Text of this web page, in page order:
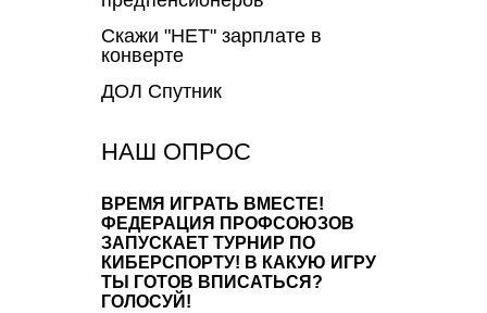
Скажи "НЕТ" зарплате в
конверте
ДОЛ Спутник
НАШ ОПРОС
ВРЕМЯ ИГРАТЬ ВМЕСТЕ!
ФЕДЕРАЦИЯ ПРОФСОЮЗОВ
ЗАПУСКАЕТ ТУРНИР ПО
КИБЕРСПОРТУ! В КАКУЮ ИГРУ
ТЫ ГОТОВ ВПИСАТЬСЯ?
ГОЛОСУЙ!